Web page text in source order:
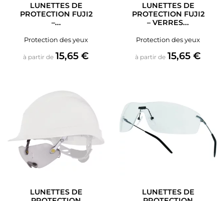
LUNETTES DE
PROTECTION FUJI2
–...
Protection des yeux
à partir de Prix
15,65 €
LUNETTES DE
PROTECTION FUJI2
– VERRES...
Protection des yeux
à partir de Prix
15,65 €
LUNETTES DE
LUNETTES DE